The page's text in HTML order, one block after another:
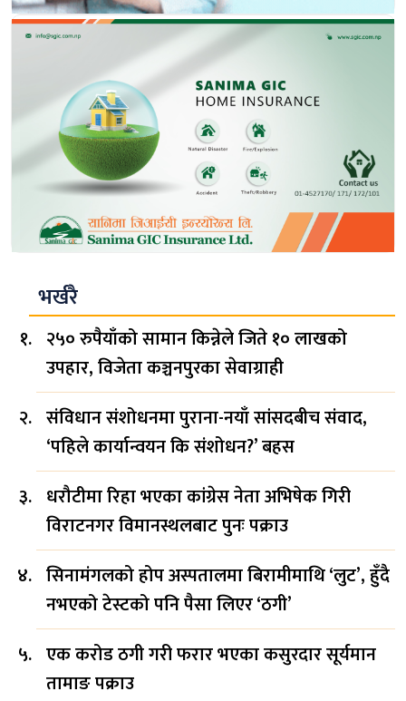
भर्खरै
२५० रुपैयाँको सामान किन्नेले जिते १० लाखको
उपहार, विजेता कञ्चनपुरका सेवाग्राही
संविधान संशोधनमा पुराना-नयाँ सांसदबीच संवाद,
‘पहिले कार्यान्वयन कि संशोधन?’ बहस
धरौटीमा रिहा भएका कांग्रेस नेता अभिषेक गिरी
विराटनगर विमानस्थलबाट पुनः पक्राउ
सिनामंगलको होप अस्पतालमा बिरामीमाथि ‘लुट’, हुँदै
नभएको टेस्टको पनि पैसा लिएर ‘ठगी’
एक करोड ठगी गरी फरार भएका कसुरदार सूर्यमान
तामाङ पक्राउ